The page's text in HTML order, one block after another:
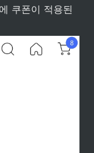
쿠폰이 적용된